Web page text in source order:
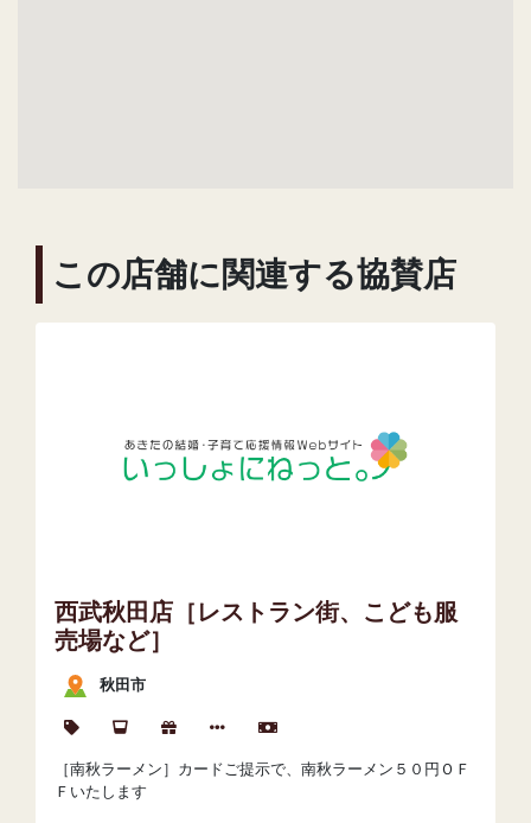
この店舗に関連する協賛店
西武秋田店［レストラン街、こども服
売場など］
秋田市
［南秋ラーメン］カードご提示で、南秋ラーメン５０円ＯＦ
Ｆいたします